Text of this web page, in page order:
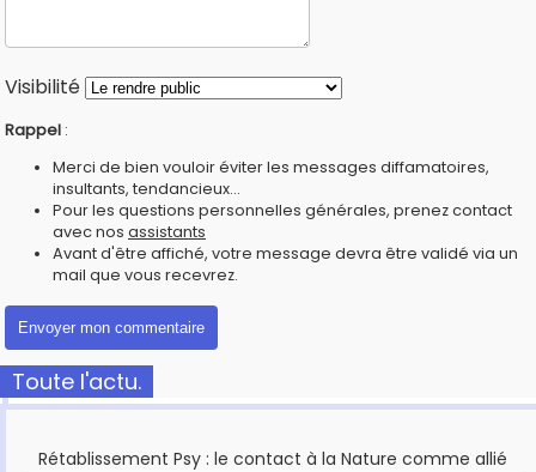
Visibilité
Rappel :
Merci de bien vouloir éviter les messages diffamatoires,
insultants, tendancieux...
Pour les questions personnelles générales, prenez contact
avec nos assistants
Avant d'être affiché, votre message devra être validé via un
mail que vous recevrez.
Toute l'actu.
Rétablissement Psy : le contact à la Nature comme allié